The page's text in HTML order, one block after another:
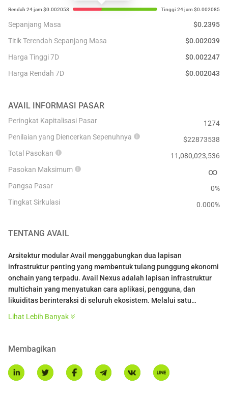
Sepanjang Masa $0.2395
Titik Terendah Sepanjang Masa
$0.002039
Harga Tinggi 7D
$0.002247
Harga Rendah 7D
$0.002043
AVAIL INFORMASI PASAR
Peringkat Kapitalisasi Pasar
1274
Penilaian yang Diencerkan Sepenuhnya
$22873538
Total Pasokan
11,080,023,536
Pasokan Maksimum
∞
Pangsa Pasar
0%
Tingkat Sirkulasi
0.000%
TENTANG AVAIL
Arsitektur modular Avail menggabungkan dua lapisan
infrastruktur penting yang membentuk tulang punggung ekonomi
onchain yang terpadu. Avail Nexus adalah lapisan infrastruktur
multichain yang menyatukan cara aplikasi, pengguna, dan
likuiditas berinteraksi di seluruh ekosistem. Melalui satu
aplikasi mereka dengan likuiditas dan pengguna dari rantai mana
Di intinya, Nexus adalah mesin niat yang menangani routing
nama pengguna dan aplikasi yang mereka gunakan. Bagi
pengembang, Nexus mengubah pengalaman lintas rantai yang
Lihat Lebih Banyak
Membagikan